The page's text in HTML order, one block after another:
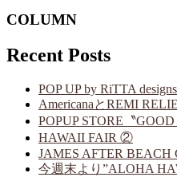
COLUMN
Recent Posts
POP UP by RiTTA designs
AmericanaとREMI
POPUP STORE〝
HAWAII FAIR ②
JAMES AFTER BEACH
今週末より”ALOHA